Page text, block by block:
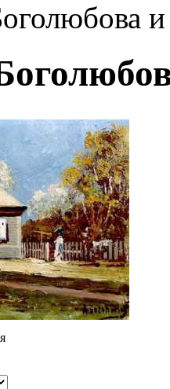
Петрович
XIX века